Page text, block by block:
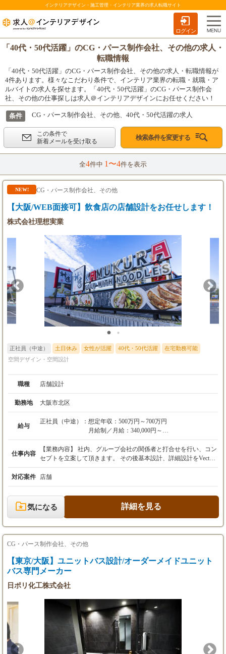
インテリアデザイン・施工管理・インテリア業界の求人転職サイト
ログイン
「40代・50代活躍」のCG・パース制作会社、その他の求人・
転職情報
「40代・50代活躍」のCG・パース制作会社、その他の求人・転職情報が
4件あります。様々なこだわり条件で、インテリア業界の転職・就職・ア
ルバイトの求人を探せます。「40代・50代活躍」のCG・パース制作会
社、その他の仕事探しは求人＠インテリアデザインにお任せください！
条件 CG・パース制作会社、その他、40代・50代活躍の求人
この条件で
新着メールを受け取る
検索条件を変更する
全4件中 1〜4件を表示
NEW! CG・パース制作会社、その他
【大阪/WEB面接可】飲食店の店舗設計をお任せします！
株式会社理想実業
正社員（中途） 土日休み 女性が活躍 40代・50代活躍
在宅勤務可能
空間デザイン・空間設計
職種 店舗設計
勤務地 大阪市北区
給与
正社員（中途）： 想定年収：500万円～700万円
月給制／月給：340,000円～
賞与： 年2回 ( 昨年実績： 2ヵ月（8月・12月）
)
※上記年収等の諸条件はモデルであり、年齢・
す。
※昇給に関しては年1回の考課の上、決定しま
※試用期間：有 3ヶ月 （試用期間中の勤務条
仕事内容
【業務内容】 社内、グループ会社の関係者と打合せを行い、コン
セプトを立案して頂きます。 その後基本設計、詳細設計をVector
Worksを用いて行います。 【お任せする案件】 社内、グループ会
社の関係者と打合せを行い、コンセプトを立案して頂きます。そ
の後基本設計、詳細設計をVectorWorksを用いて行います。 また
当社の運営する「神座」の店舗設計だけではなく、グループ会社
の運営する中華レストラン、寿司屋などの店舗設計もお任せしま
す。 【店舗出店数】 2020年度は関西を中心に11店舗出店して
の設計をお任せしております。また自社もしくはグループ会社の
店舗設計を行っていただくため、納期は比較的に柔軟に調整が可
能です。
対応案件 店舗
気になる 詳細を見る
CG・パース制作会社、その他
【東京/大阪】ユニットバス設計/オーダーメイドユニット
バス専門メーカー
日ポリ化工株式会社